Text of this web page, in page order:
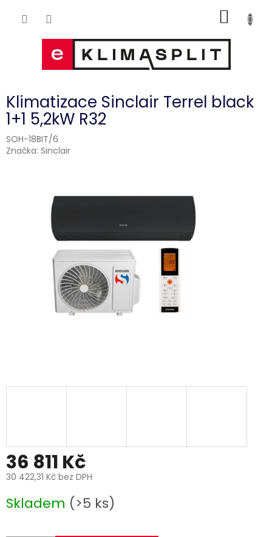
KOŠÍK
Klimatizace Sinclair Terrel black
1+1 5,2kW R32
SOH-18BIT/6
Značka: Sinclair
36 811 Kč
30 422,31 Kč bez DPH
cena:
Skladem (>5 ks)